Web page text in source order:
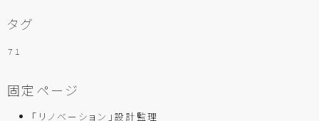
タグ
７１
固定ページ
「リノベーション」設計監理